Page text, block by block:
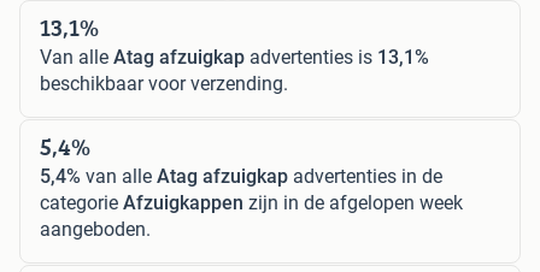
13,1%
Van alle Atag afzuigkap advertenties is 13,1%
beschikbaar voor verzending.
5,4%
5,4% van alle Atag afzuigkap advertenties in de
categorie Afzuigkappen zijn in de afgelopen week
aangeboden.